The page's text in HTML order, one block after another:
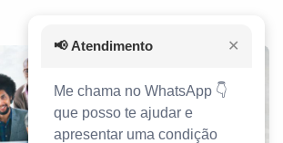
📢 Atendimento ✕
Me chama no WhatsApp 👇
que posso te ajudar e
apresentar uma condição